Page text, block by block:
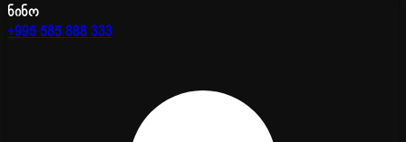
ნინო
+995 585 888 333